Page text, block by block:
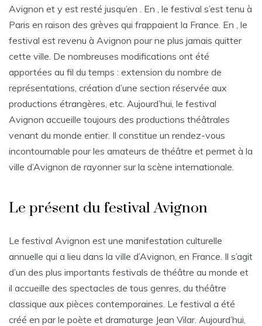
Avignon et y est resté jusqu’en . En , le festival s’est tenu à
Paris en raison des grèves qui frappaient la France. En , le
festival est revenu à Avignon pour ne plus jamais quitter
cette ville. De nombreuses modifications ont été
apportées au fil du temps : extension du nombre de
représentations, création d’une section réservée aux
productions étrangères, etc. Aujourd’hui, le festival
Avignon accueille toujours des productions théâtrales
venant du monde entier. Il constitue un rendez-vous
incontournable pour les amateurs de théâtre et permet à la
ville d’Avignon de rayonner sur la scène internationale.
Le présent du festival Avignon
Le festival Avignon est une manifestation culturelle
annuelle qui a lieu dans la ville d’Avignon, en France. Il s’agit
d’un des plus importants festivals de théâtre au monde et
il accueille des spectacles de tous genres, du théâtre
classique aux pièces contemporaines. Le festival a été
créé en par le poète et dramaturge Jean Vilar. Aujourd’hui,